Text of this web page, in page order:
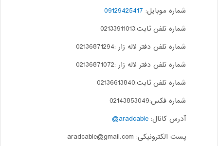
شماره موبایل: 09129425417
شماره تلفن ثابت:02133911013
شماره تلفن دفتر لاله زار :02136871294
شماره تلفن دفتر لاله زار :02136871072
شماره تلفن ثابت:02136613840
شماره فکس:02143853049
آدرس کانال:aradcable@
پست الکترونیکی: aradcable@gmail.com